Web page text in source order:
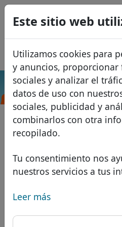
Este sitio web
Utilizamos cookies para
y anuncios, proporcionar
sociales y analizar el
datos de uso con
sociales, publicidad y
combinarlos con otra
recopilado.
Tu consentimiento nos
nuestros servicios a tus
Leer más
Dominios
Base de datos de
Dominios africanos
Dominios asiáticos
Dominios europeos
Dominios de Oriente
Dominios
Lista de precios
Descuentos
Transferir
Buscar
Servicios
Protección de ID
Alojamiento DNS
WHOIS
USD
EUR
GBP
Français
Italiano
Português
Română
Eesti